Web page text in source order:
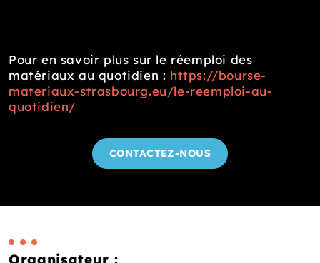
Pour en savoir plus sur le réemploi des
matériaux au quotidien : https://bourse-
materiaux-strasbourg.eu/le-reemploi-au-
quotidien/
CONTACTEZ-NOUS
Organisateur :